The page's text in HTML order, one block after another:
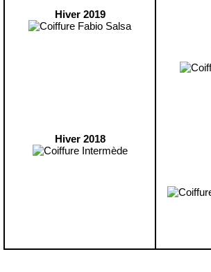
Hiver 2019
Hiver 2018